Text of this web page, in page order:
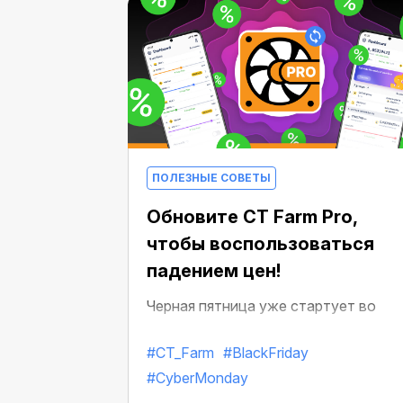
ПОЛЕЗНЫЕ СОВЕТЫ
Обновите CT Farm Pro,
чтобы воспользоваться
падением цен!
Черная пятница уже стартует во
CryptoTab: падение цен уже
в CT Farm Pro!
#CT_Farm #BlackFriday
#CyberMonday